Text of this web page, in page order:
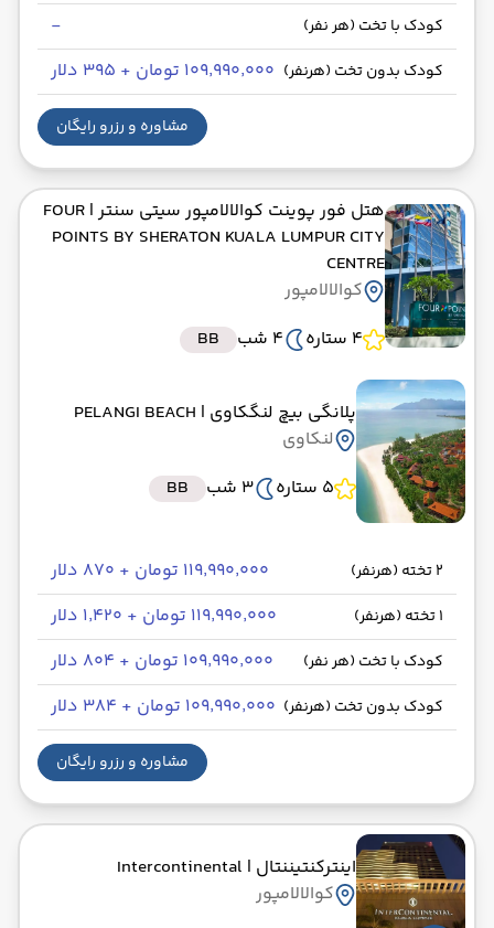
کودک با تخت (هر نفر) -
کودک بدون تخت (هرنفر) ۱۰۹٬۹۹۰٬۰۰۰ تومان + ۳۹۵ دلار
مشاوره و رزرو رایگان
هتل فور پوینت کوالالامپور سیتی سنتر | FOUR
POINTS BY SHERATON KUALA LUMPUR CITY
CENTRE
کوالالامپور
4 ستاره
4 شب BB
پلانگی بیچ لنگکاوی | PELANGI BEACH
لنکاوی
5 ستاره
3 شب BB
2 تخته (هرنفر) ۱۱۹٬۹۹۰٬۰۰۰ تومان + ۸۷۰ دلار
1 تخته (هرنفر) ۱۱۹٬۹۹۰٬۰۰۰ تومان + ۱٬۴۲۰ دلار
کودک با تخت (هر نفر) ۱۰۹٬۹۹۰٬۰۰۰ تومان + ۸۰۴ دلار
کودک بدون تخت (هرنفر) ۱۰۹٬۹۹۰٬۰۰۰ تومان + ۳۸۴ دلار
مشاوره و رزرو رایگان
اینترکنتیننتال | Intercontinental
کوالالامپور